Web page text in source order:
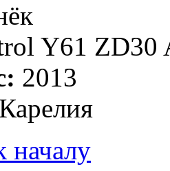
Y61 ZD30
2013
Карелия
началу